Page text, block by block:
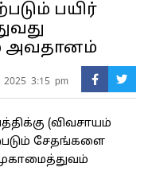
பயிர்
அவதானம்
2025 3:15 pm
(விவசாயம்
சேதங்களை